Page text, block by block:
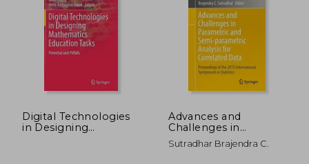
Digital Technologies
in Designing
Advances and
Challenges in
Parametric and Semi-
Parametric Analysis
Sutradhar Brajendra C.